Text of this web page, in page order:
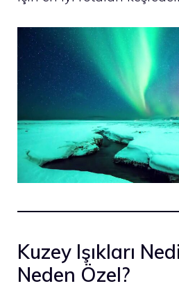
Kuzey Işıkları
Neden Özel?